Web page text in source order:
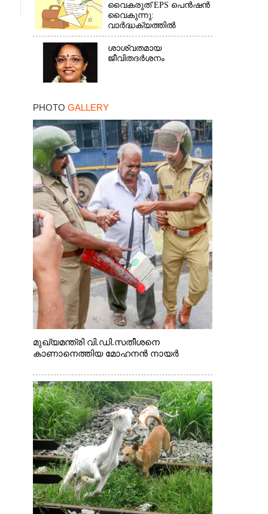
വൈകരുത് EPS പെൻഷൻ
വൈകുന്നു:
വാർദ്ധക്യത്തിൽ
പെൻഷൻകാർ
ബുദ്ധിമുട്ടിൽ*(കത്ത്)
ശാശ്വതമായ
ജീവിതദർശനം
PHOTO GALLERY
മുഖ്യമന്ത്രി വി.ഡി.സതീശനെ
കാണാനെത്തിയ മോഹനൻ നായർ